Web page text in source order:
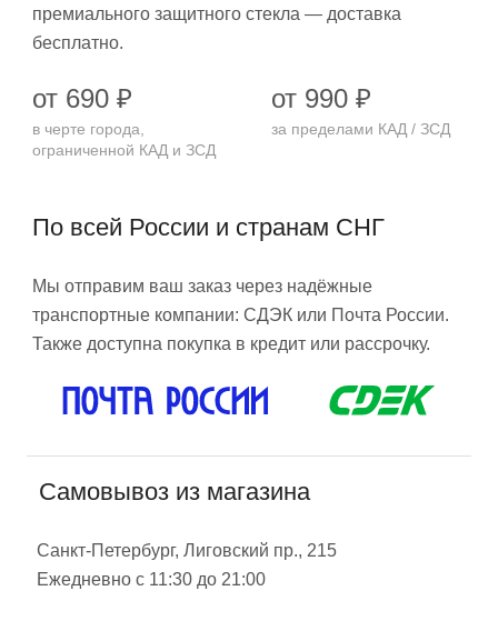
премиального защитного стекла — доставка
бесплатно.
от 690 ₽
в черте города,
ограниченной КАД и ЗСД
от 990 ₽
за пределами КАД / ЗСД
По всей России и странам СНГ
Мы отправим ваш заказ через надёжные
транспортные компании: СДЭК или Почта России.
Также доступна покупка в кредит или рассрочку.
Самовывоз из магазина
Санкт-Петербург, Лиговский пр., 215
Ежедневно с 11:30 до 21:00